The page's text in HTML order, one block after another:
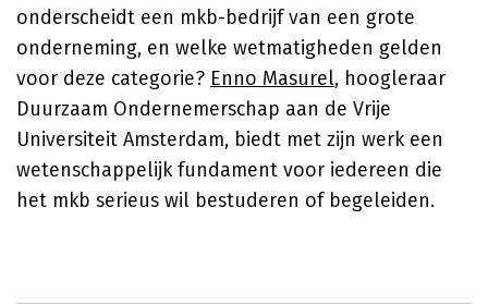
onderscheidt een mkb-bedrijf van een grote
onderneming, en welke wetmatigheden gelden
voor deze categorie? Enno Masurel, hoogleraar
Duurzaam Ondernemerschap aan de Vrije
Universiteit Amsterdam, biedt met zijn werk een
wetenschappelijk fundament voor iedereen die
het mkb serieus wil bestuderen of begeleiden.